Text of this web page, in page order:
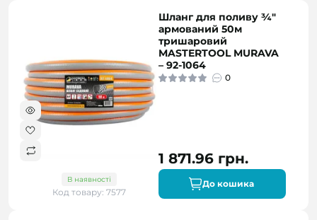
В наявності
Код товару: 7577
Шланг для поливу ¾"
армований 50м
тришаровий
MASTERTOOL MURAVA
– 92-1064
0
1 871.96 грн.
До кошика